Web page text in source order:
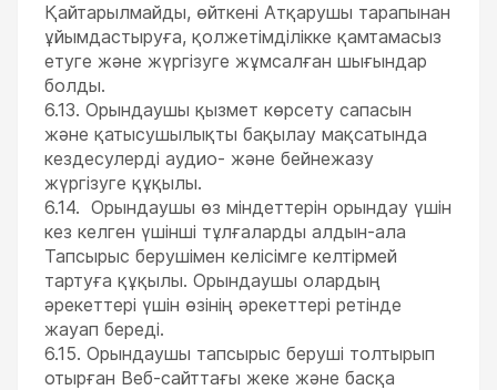
Қайтарылмайды, өйткені Атқарушы тарапынан
ұйымдастыруға, қолжетімділікке қамтамасыз
етуге және жүргізуге жұмсалған шығындар
болды.
6.13. Орындаушы қызмет көрсету сапасын
және қатысушылықты бақылау мақсатында
кездесулерді аудио- және бейнежазу
жүргізуге құқылы.
6.14. Орындаушы өз міндеттерін орындау үшін
кез келген үшінші тұлғаларды алдын-ала
Тапсырыс берушімен келісімге келтірмей
тартуға құқылы. Орындаушы олардың
әрекеттері үшін өзінің әрекеттері ретінде
жауап береді.
6.15. Орындаушы тапсырыс беруші толтырып
отырған Веб-сайттағы жеке және басқа